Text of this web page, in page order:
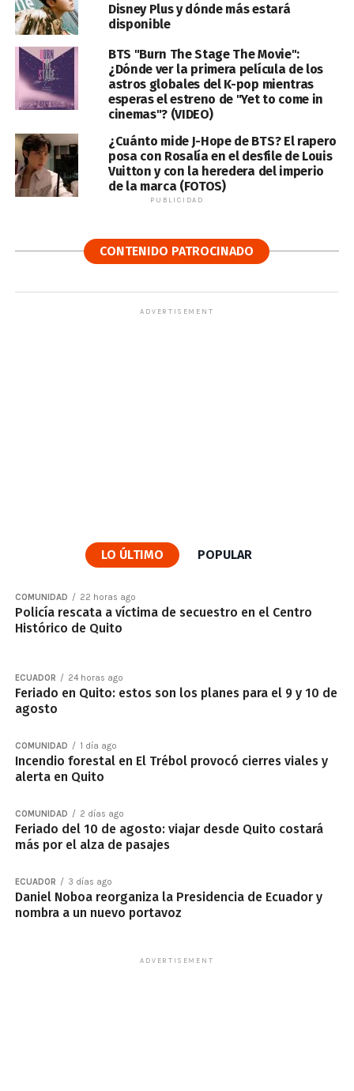
Disney Plus y dónde más estará
disponible
BTS "Burn The Stage The Movie":
¿Dónde ver la primera película de los
astros globales del K-pop mientras
esperas el estreno de "Yet to come in
cinemas"? (VIDEO)
¿Cuánto mide J-Hope de BTS? El rapero
posa con Rosalía en el desfile de Louis
Vuitton y con la heredera del imperio
de la marca (FOTOS)
PUBLICIDAD
CONTENIDO PATROCINADO
ADVERTISEMENT
LO ÚLTIMO POPULAR
COMUNIDAD 22 horas ago
Policía rescata a víctima de secuestro en el Centro
Histórico de Quito
ECUADOR 24 horas ago
Feriado en Quito: estos son los planes para el 9 y 10 de
agosto
COMUNIDAD 1 día ago
Incendio forestal en El Trébol provocó cierres viales y
alerta en Quito
COMUNIDAD 2 días ago
Feriado del 10 de agosto: viajar desde Quito costará
más por el alza de pasajes
ECUADOR 3 días ago
Daniel Noboa reorganiza la Presidencia de Ecuador y
nombra a un nuevo portavoz
ADVERTISEMENT